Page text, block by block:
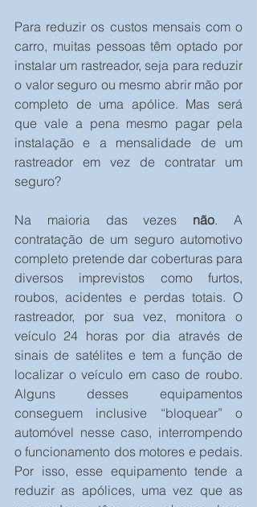
Para reduzir os custos mensais com o
carro, muitas pessoas têm optado por
instalar um rastreador, seja para reduzir
o valor seguro ou mesmo abrir mão por
completo de uma apólice. Mas será
que vale a pena mesmo pagar pela
instalação e a mensalidade de um
rastreador em vez de contratar um
seguro?
Na maioria das vezes não. A
contratação de um seguro automotivo
completo pretende dar coberturas para
diversos imprevistos como furtos,
roubos, acidentes e perdas totais. O
rastreador, por sua vez, monitora o
veículo 24 horas por dia através de
sinais de satélites e tem a função de
localizar o veículo em caso de roubo.
Alguns desses equipamentos
conseguem inclusive “bloquear” o
automóvel nesse caso, interrompendo
o funcionamento dos motores e pedais.
Por isso, esse equipamento tende a
reduzir as apólices, uma vez que as